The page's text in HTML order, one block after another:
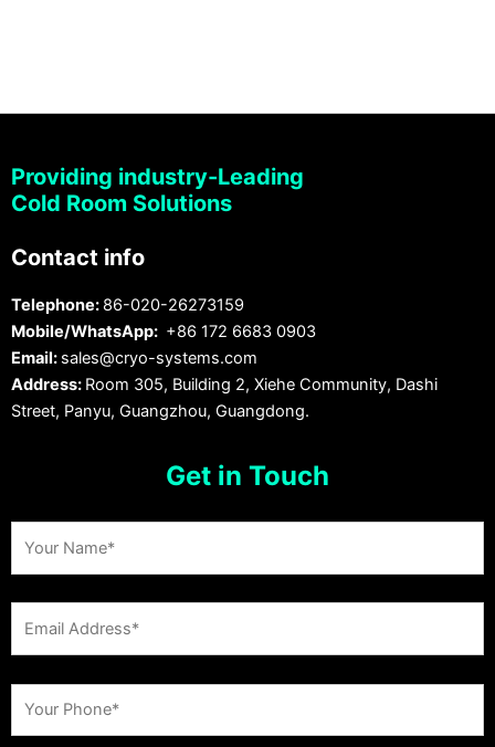
Providing industry-Leading
Cold Room Solutions
Contact info
Telephone: 86-020-26273159
Mobile/WhatsApp: +86 172 6683 0903
Email: sales@cryo-systems.com
Address: Room 305, Building 2, Xiehe Community, Dashi
Street, Panyu, Guangzhou, Guangdong.
Get in Touch